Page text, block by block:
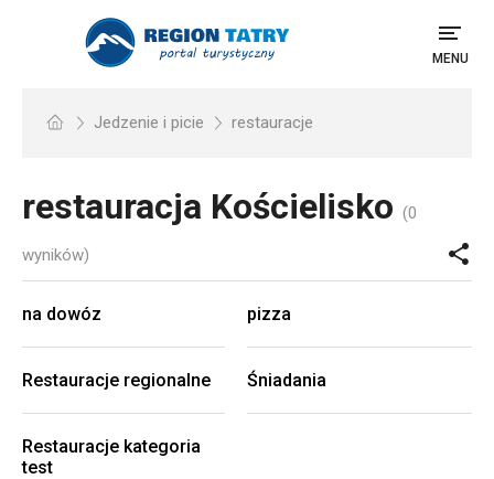
MENU
Jedzenie i picie restauracje
restauracja Kościelisko (0
wyników)
na dowóz pizza
Restauracje regionalne Śniadania
Restauracje kategoria
test